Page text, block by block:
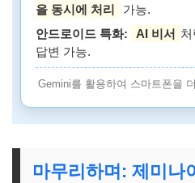
을 동시에 처리
가능.
안드로이드 특화:
AI 비서
답변 가능.
Gemini를 활용하여 스마트폰을
마무리하며: 제미나